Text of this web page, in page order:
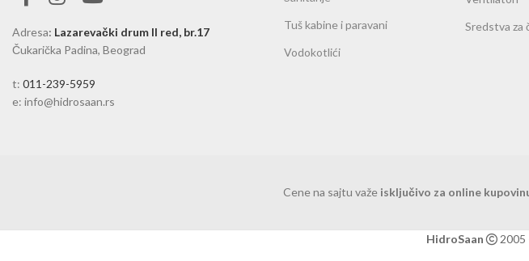
Adresa: Lazarevački drum II red, br.17
Čukarička Padina, Beograd
t: 011-239-5959
e: info@hidrosaan.rs
Tuš kabine i paravani
Vodokotlići
Sredstva za
Cene na sajtu važe isključivo za online
HidroSaan 2005